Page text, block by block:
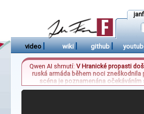
video | wiki | github |
Qwen AI shrnutí:V Hranické propasti
ruská armáda během noci
scéna je poznamenána
zhoršuje ekonomická situace